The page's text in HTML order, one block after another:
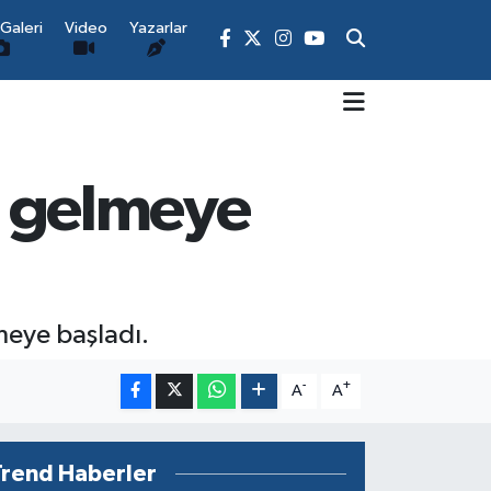
Video Yazarlar
gelmeye
başladı.
A- A+
Haberler